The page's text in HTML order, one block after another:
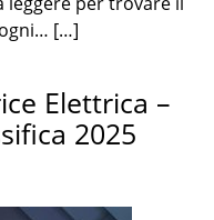
[…]
Elettrica –
2025